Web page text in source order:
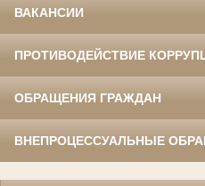
ВАКАНСИИ
ПРОТИВОДЕЙСТВИЕ
ОБРАЩЕНИЯ ГРАЖДАН
ВНЕПРОЦЕССУАЛЬНЫЕ